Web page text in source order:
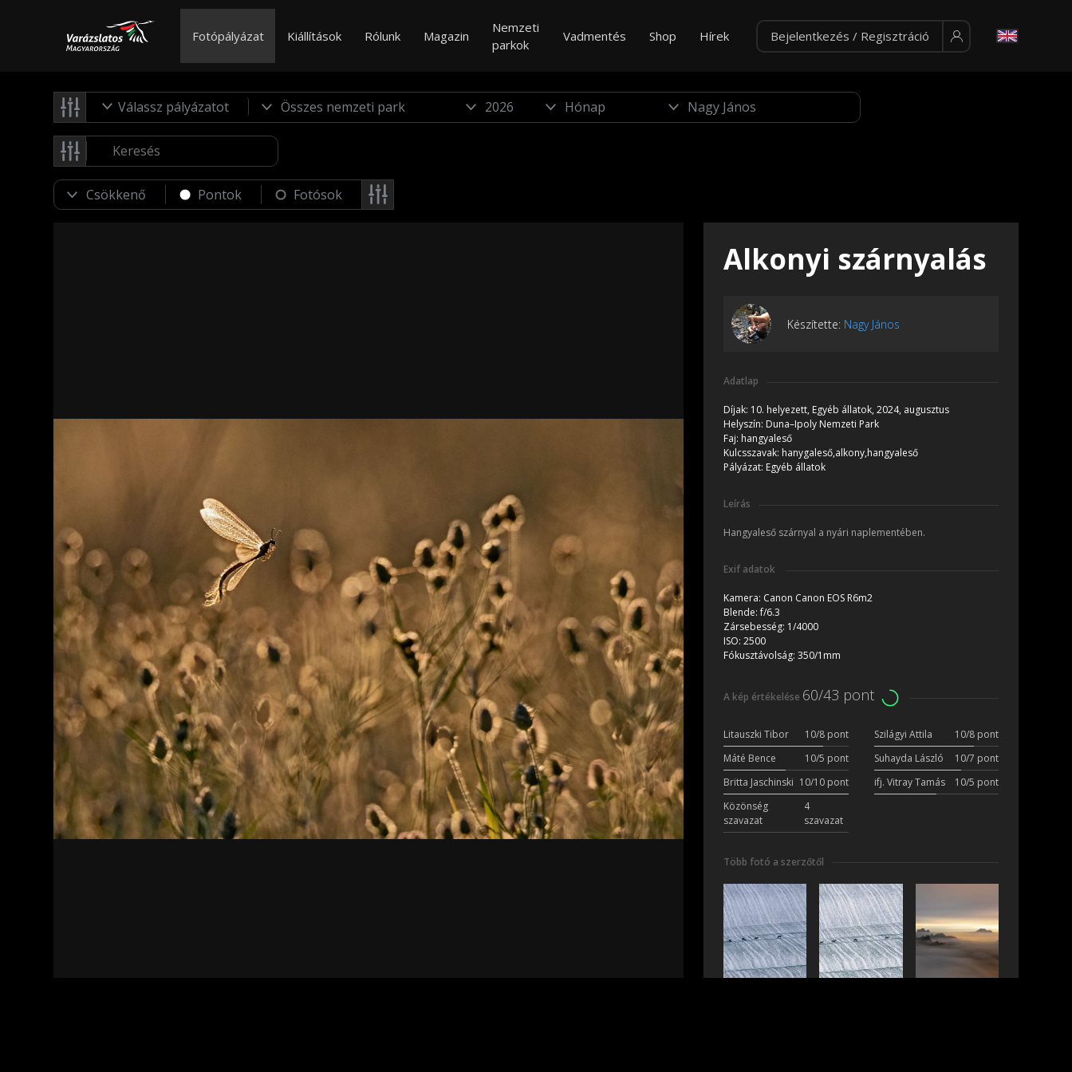
Fotópályázat Kiállítások Rólunk Magazin
Nemzeti
parkok
Vadmentés Shop Hírek Bejelentkezés / Regisztráció
Válassz pályázatot
Pontok Fotósok
Alkonyi szárnyalás
Készítette: Nagy János
Adatlap
Díjak: 10. helyezett, Egyéb állatok, 2024, augusztus
Helyszín: Duna–Ipoly Nemzeti Park
Faj: hangyaleső
Kulcsszavak: hanygaleső,alkony,hangyaleső
Pályázat: Egyéb állatok
Leírás
Hangyaleső szárnyal a nyári naplementében.
Exif adatok
Kamera: Canon Canon EOS R6m2
Blende:f/6.3
Zársebesség: 1/4000
ISO: 2500
Fókusztávolság: 350/1mm
A kép értékelése 60/43 pont
Litauszki Tibor 10/8 pont Szilágyi Attila
10/8 pont
Máté Bence
10/5 pont Suhayda László
10/7 pont
Britta Jaschinski 10/10 pont ifj. Vitray Tamás
10/5 pont
Közönség
szavazat
4
szavazat
Több fotó a szerzőtől